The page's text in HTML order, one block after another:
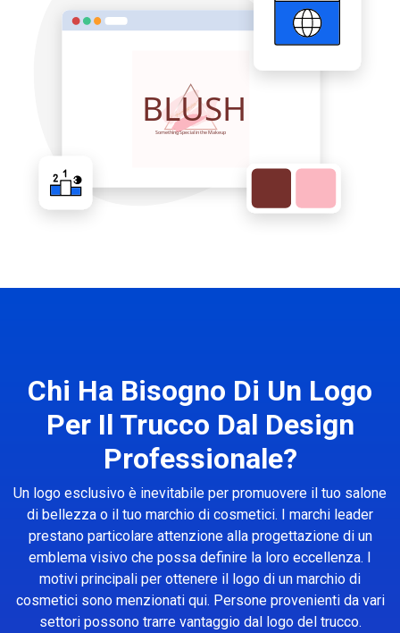
Chi Ha Bisogno Di Un Logo
Per Il Trucco Dal Design
Professionale?
Un logo esclusivo è inevitabile per promuovere il tuo salone
di bellezza o il tuo marchio di cosmetici. I marchi leader
prestano particolare attenzione alla progettazione di un
emblema visivo che possa definire la loro eccellenza. I
motivi principali per ottenere il logo di un marchio di
cosmetici sono menzionati qui. Persone provenienti da vari
settori possono trarre vantaggio dal logo del trucco.